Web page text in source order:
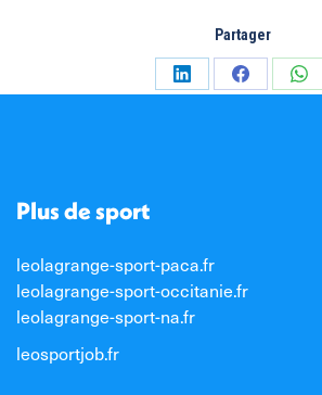
Partager
PartagerPartager
Plus de sport
leolagrange-sport-paca.fr
leolagrange-sport-occitanie.fr
leolagrange-sport-na.fr
leosportjob.fr